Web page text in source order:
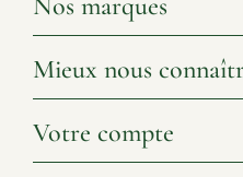
Mieux nous
Votre compte